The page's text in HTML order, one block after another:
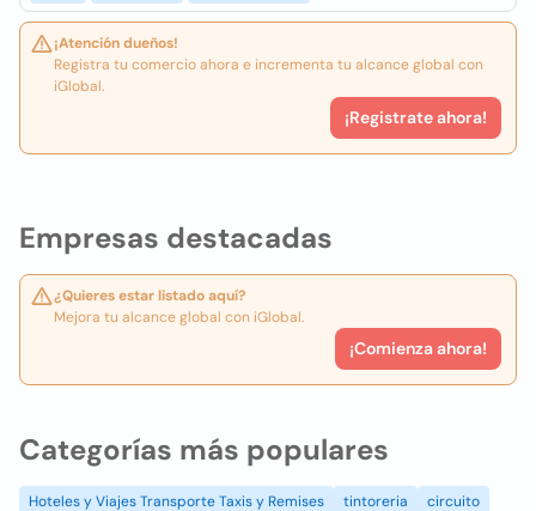
Empresas destacadas
¿Quieres estar listado aquí?
Mejora tu alcance global con iGlobal.
¡Comienza ahora!
¡Atención dueños!
Registra tu comercio ahora e incrementa tu alcance global con
iGlobal.
¡Registrate ahora!
Categorías más populares
Hoteles y Viajes Transporte Taxis y Remises tintoreria circuito